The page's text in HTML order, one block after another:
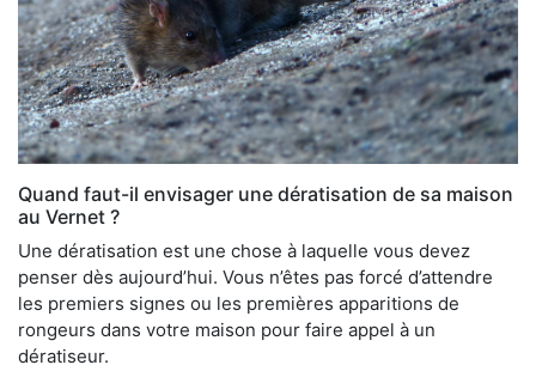
Quand faut-il envisager une dératisation de sa maison
au Vernet ?
Une dératisation est une chose à laquelle vous devez
penser dès aujourd’hui. Vous n’êtes pas forcé d’attendre
les premiers signes ou les premières apparitions de
rongeurs dans votre maison pour faire appel à un
dératiseur.